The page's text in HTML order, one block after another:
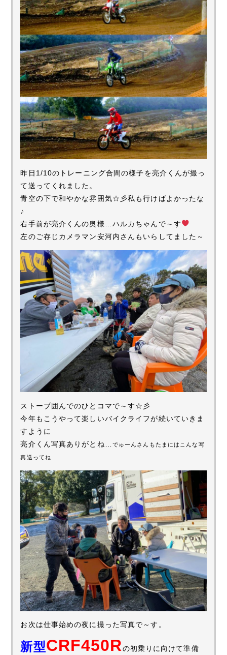
昨日1/10のトレーニング合間の様子を亮介くんが撮っ
て送ってくれました。
青空の下で和やかな雰囲気☆彡私も行けばよかったな
♪
右手前が亮介くんの奥様…ハルカちゃんで～す
左のご存じカメラマン安河内さんもいらしてました～
ストーブ囲んでのひとコマで～す☆彡
今年もこうやって楽しいバイクライフが続いていきま
すように
亮介くん写真ありがとね…
でゅーんさんもたまにはこんな写
真送ってね
お次は仕事始めの夜に撮った写真で～す。
新型CRF450Rの初乗りに向けて準備